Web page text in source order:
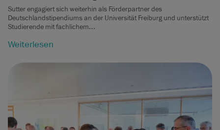
Sutter engagiert sich weiterhin als Förderpartner des
Deutschlandstipendiums an der Universität Freiburg und unterstützt
Studierende mit fachlichem…
Weiterlesen